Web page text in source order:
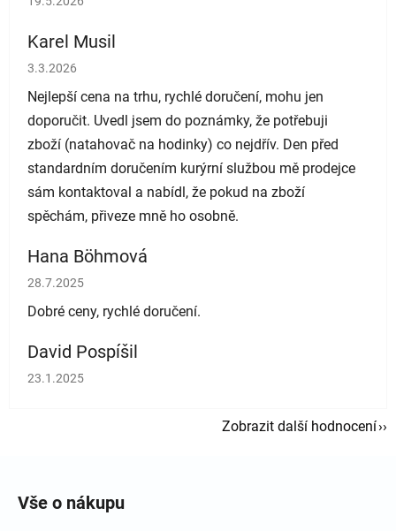
Karel Musil
Hodnocení obchodu je 5 z 5 hvězdiček.
3.3.2026
Nejlepší cena na trhu, rychlé doručení, mohu jen
doporučit. Uvedl jsem do poznámky, že potřebuji
zboží (natahovač na hodinky) co nejdřív. Den před
standardním doručením kurýrní službou mě prodejce
sám kontaktoval a nabídl, že pokud na zboží
spěchám, přiveze mně ho osobně.
Hana Böhmová
Hodnocení obchodu je 5 z 5 hvězdiček.
28.7.2025
Dobré ceny, rychlé doručení.
David Pospíšil
Hodnocení obchodu je 5 z 5 hvězdiček.
23.1.2025
Zobrazit další hodnocení
Vše o nákupu